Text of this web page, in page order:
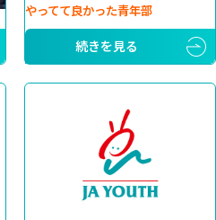
やってて良かった青年部
続きを見る